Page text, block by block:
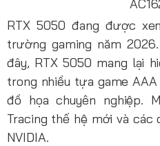
RTX 5050 đang được
trường gaming năm
đây, RTX 5050 mang lại
trong nhiều tựa game
đồ họa chuyên nghiệp.
Tracing thế hệ mới và
NVIDIA.